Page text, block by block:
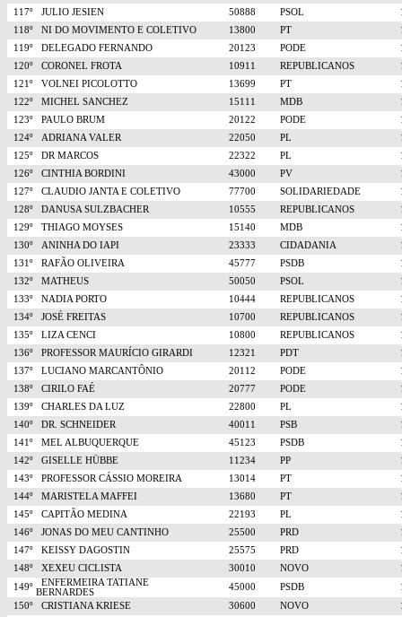
117º
JULIO JESIEN 50888 PSOL
118º
NI DO MOVIMENTO E COLETIVO 13800 PT
119º
DELEGADO FERNANDO 20123 PODE
120º
CORONEL FROTA 10911 REPUBLICANOS
121º
VOLNEI PICOLOTTO 13699 PT
122º
MICHEL SANCHEZ 15111 MDB
123º
PAULO BRUM 20122 PODE
124º
ADRIANA VALER 22050 PL
125º
DR MARCOS 22322 PL
126º
CINTHIA BORDINI 43000 PV
127º
CLAUDIO JANTA E COLETIVO 77700 SOLIDARIEDADE
128º
DANUSA SULZBACHER 10555 REPUBLICANOS
129º
THIAGO MOYSES 15140 MDB
130º
ANINHA DO IAPI 23333 CIDADANIA
131º
RAFÃO OLIVEIRA 45777 PSDB
132º
MATHEUS 50050 PSOL
133º
NADIA PORTO 10444 REPUBLICANOS
134º
JOSÉ FREITAS 10700 REPUBLICANOS
135º
LIZA CENCI 10800 REPUBLICANOS
136º
PROFESSOR MAURÍCIO GIRARDI 12321 PDT
137º
LUCIANO MARCANTÔNIO 20112 PODE
138º
CIRILO FAÉ 20777 PODE
139º
CHARLES DA LUZ 22800 PL
140º
DR. SCHNEIDER 40011 PSB
141º
MEL ALBUQUERQUE 45123 PSDB
142º
GISELLE HÜBBE 11234 PP
143º
PROFESSOR CÁSSIO MOREIRA 13014 PT
144º
MARISTELA MAFFEI 13680 PT
145º
CAPITÃO MEDINA 22193 PL
146º
JONAS DO MEU CANTINHO 25500 PRD
147º
KEISSY DAGOSTIN 25575 PRD
148º
XEXEU CICLISTA 30010 NOVO
149º
ENFERMEIRA TATIANE
BERNARDES
45000 PSDB
150º
CRISTIANA KRIESE 30600 NOVO